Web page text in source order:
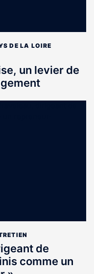
DE LA LOIRE
un levier de
de
comme un